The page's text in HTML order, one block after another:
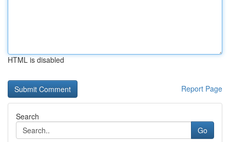
HTML is disabled
Report Page
Search
Go